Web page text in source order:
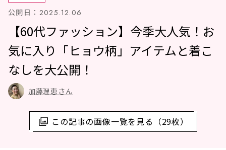
この記事の画像一覧を見る（29枚）
公開日： 2025.12.06
【60代ファッション】今季大人気！お
気に入り「ヒョウ柄」アイテムと着こ
なしを大公開！
加藤理恵さん